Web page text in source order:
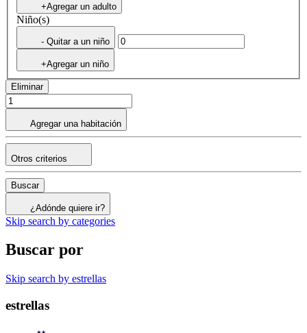
+Agregar un adulto
Niño(s)
- Quitar a un niño
+Agregar un niño
Eliminar
Agregar una habitación
Otros criterios
Buscar
¿Adónde quiere ir?
Skip search by categories
Buscar por
Skip search by estrellas
estrellas